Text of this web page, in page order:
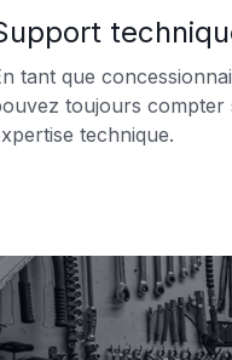
tant que
toujours compter
technique.